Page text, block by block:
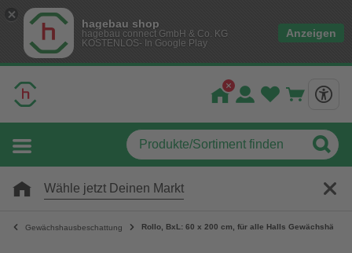
hagebau shop
hagebau connect GmbH & Co. KG
KOSTENLOS- In Google Play
Anzeigen
Wähle jetzt Deinen Markt
Gewächshausbeschattung Rollo, BxL: 60 x 200 cm, für alle Halls Gewächshäuser